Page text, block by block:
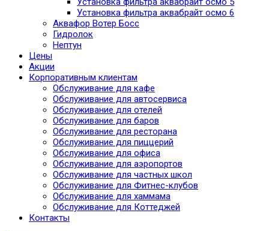
Установка фильтра аквабрайт осмо 6
Аквафор Вотер Босс
Гидролок
Нептун
Цены
Акции
Корпоративным клиентам
Обслуживание для кафе
Обслуживание для автосервиса
Обслуживание для отелей
Обслуживание для баров
Обслуживание для ресторана
Обслуживание для пиццерий
Обслуживание для офиса
Обслуживание для аэропортов
Обслуживание для частных школ
Обслуживание для Фитнес-клубов
Обслуживание для хаммама
Обслуживание для Коттеджей
Контакты